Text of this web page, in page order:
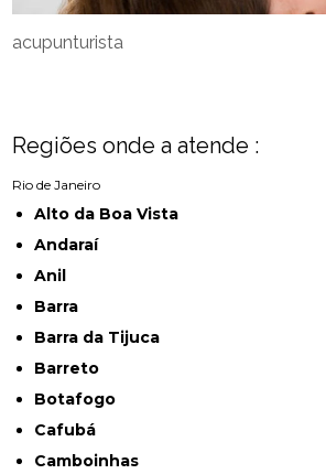
acupunturista
Regiões onde a atende :
Rio de Janeiro
Alto da Boa Vista
Andaraí
Anil
Barra
Barra da Tijuca
Barreto
Botafogo
Cafubá
Camboinhas